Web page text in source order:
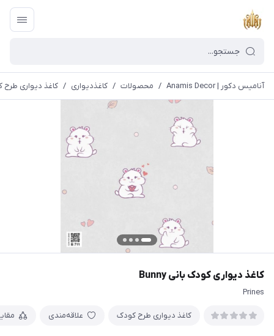
آنامیس دکور | Anamis Decor / محصولات / کاغذدیواری / کاغذ دیواری
کاغذ دیواری کودک بانی Bunny
Prines
کاغذ دیواری طرح کودک علاقه‌مندی